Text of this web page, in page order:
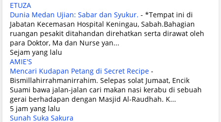
ETUZA
Dunia Medan Ujian: Sabar dan Syukur. - *Tempat ini di
Jabatan Kecemasan Hospital Keningau, Sabah.Bahagian
ruangan pesakit ditahandan direhatkan serta dirawat oleh
para Doktor, Ma dan Nurse yan...
Sejam yang lalu
AMIE'S
Mencari Kudapan Petang di Secret Recipe -
Bismillahirrahmanirrahim. Selepas solat Jumaat, Encik
Suami bawa jalan-jalan cari makan nasi kerabu di sebuah
gerai berhadapan dengan Masjid Al-Raudhah. K...
5 jam yang lalu
Sunah Suka Sakura